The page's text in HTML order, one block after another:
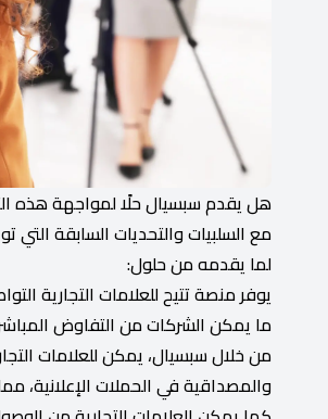
هل يقدم سبسيال حلًا لمواجهة هذه
مع السلبيات والتحديات السابقة التي
لما يقدمه من حلول:
يوفر منصة تتيح للعلامات التجارية
ما يمكن الشركات من التفاوض
من خلال سبسيال، يمكن للعلامات
والمصداقية في الحملات الإعلانية،